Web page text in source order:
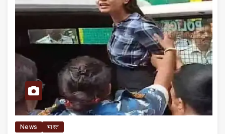
News भारत